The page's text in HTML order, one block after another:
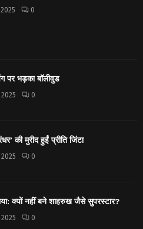
0
पर भड़का बॉलीवुड
0
की मुरीद हुईं प्रीति जिंटा
0
क्यों नहीं बने शाहरुख जैसे सुपरस्टार?
0